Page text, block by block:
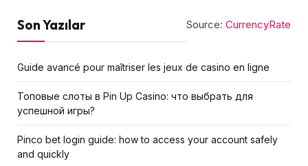
Source: CurrencyRate
Son Yazılar
Guide avancé pour maîtriser les jeux de casino en ligne
Топовые слоты в Pin Up Casino: что выбрать для
успешной игры?
Pinco bet login guide: how to access your account safely
and quickly